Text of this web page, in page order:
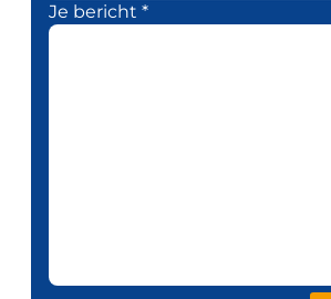
Je bericht *